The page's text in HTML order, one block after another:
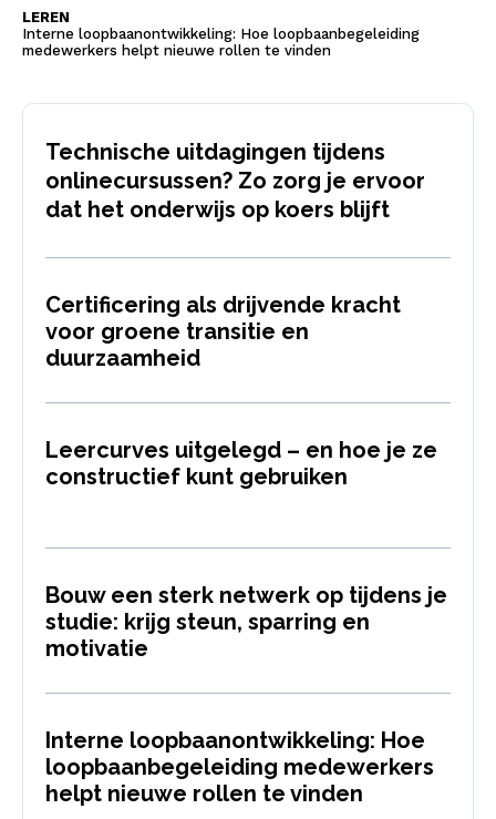
Interne loopbaanontwikkeling: Hoe loopbaanbegeleiding
medewerkers helpt nieuwe rollen te vinden
LEREN
Technische uitdagingen tijdens
onlinecursussen? Zo zorg je ervoor
dat het onderwijs op koers blijft
Certificering als drijvende kracht
voor groene transitie en
duurzaamheid
Leercurves uitgelegd – en hoe je ze
constructief kunt gebruiken
Bouw een sterk netwerk op tijdens je
studie: krijg steun, sparring en
motivatie
Interne loopbaanontwikkeling: Hoe
loopbaanbegeleiding medewerkers
helpt nieuwe rollen te vinden